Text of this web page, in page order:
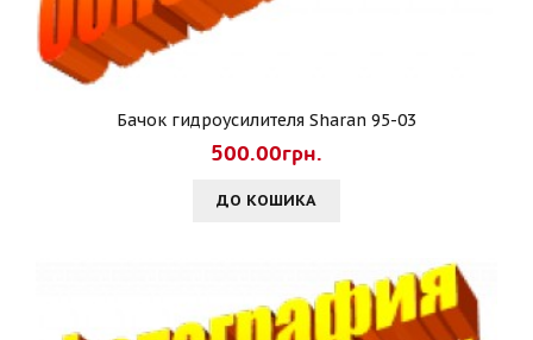
Бачок гидроусилителя Sharan 95-03
500.00грн.
ДО КОШИКА